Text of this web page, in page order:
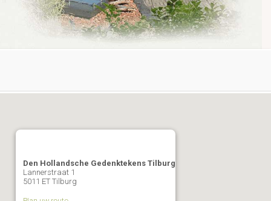
Den Hollandsche Gedenktekens Tilburg
Lannerstraat 1
5011 ET Tilburg